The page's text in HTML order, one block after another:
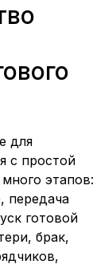
для
с простой
этапов:
передача
готовой
брак,